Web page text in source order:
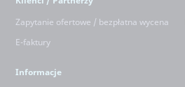
Zapytanie ofertowe / bezpłatna wycena
E-faktury
Informacje